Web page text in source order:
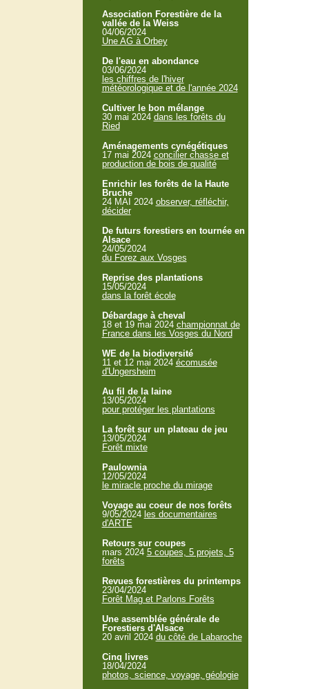
Association Forestière de la
vallée de la Weiss
04/06/2024
Une AG à Orbey
De l'eau en abondance
03/06/2024
les chiffres de l'hiver
météorologique et de l'année 2024
Cultiver le bon mélange
30 mai 2024 dans les forêts du
Ried
Aménagements cynégétiques
17 mai 2024 concilier chasse et
production de bois de qualité
Enrichir les forêts de la Haute
Bruche
24 MAI 2024 observer, réfléchir,
décider
De futurs forestiers en tournée en
Alsace
24/05/2024
du Forez aux Vosges
Reprise des plantations
15/05/2024
dans la forêt école
Débardage à cheval
18 et 19 mai 2024 championnat de
France dans les Vosges du Nord
WE de la biodiversité
11 et 12 mai 2024 écomusée
d'Ungersheim
Au fil de la laine
13/05/2024
pour protéger les plantations
La forêt sur un plateau de jeu
13/05/2024
Forêt mixte
Paulownia
12/05/2024
le miracle proche du mirage
Voyage au coeur de nos forêts
9/05/2024 les documentaires
d'ARTE
Retours sur coupes
mars 2024 5 coupes, 5 projets, 5
forêts
Revues forestières du printemps
23/04/2024
Forêt Mag et Parlons Forêts
Une assemblée générale de
Forestiers d'Alsace
20 avril 2024 du côté de Labaroche
Cinq livres
18/04/2024
photos, science, voyage, géologie